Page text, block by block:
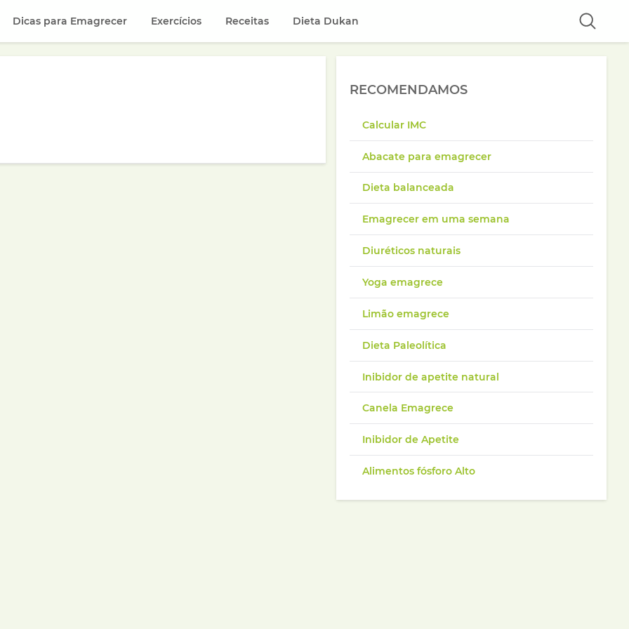
Dicas para Emagrecer Exercícios Receitas Dieta Dukan
RECOMENDAMOS
Calcular IMC
Abacate para emagrecer
Dieta balanceada
Emagrecer em uma semana
Diuréticos naturais
Yoga emagrece
Limão emagrece
Dieta Paleolítica
Inibidor de apetite natural
Canela Emagrece
Inibidor de Apetite
Alimentos fósforo Alto